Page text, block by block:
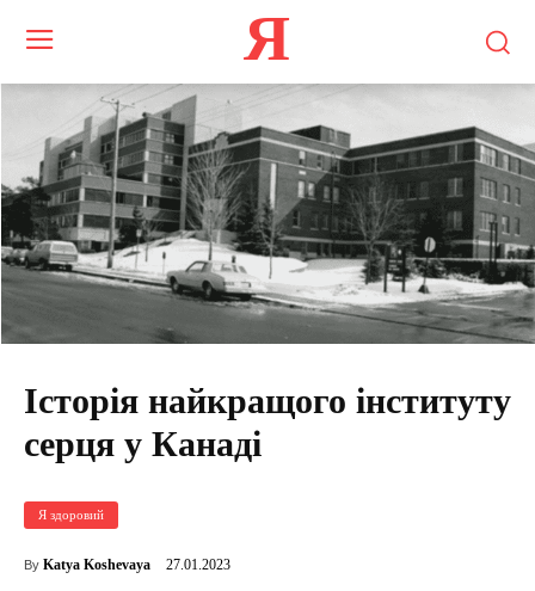
Я
Історія найкращого інституту
серця у Канаді
Я здоровий
By Katya Koshevaya 27.01.2023